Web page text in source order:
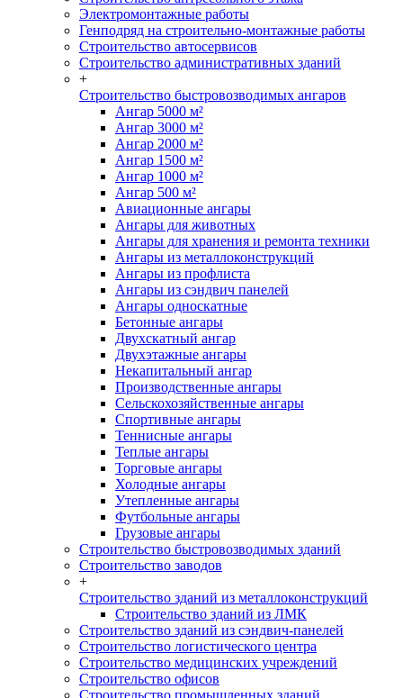
Электромонтажные работы
Генподряд на строительно-монтажные работы
Строительство автосервисов
Строительство административных зданий
+
Строительство быстровозводимых ангаров
Ангар 5000 м²
Ангар 3000 м²
Ангар 2000 м²
Ангар 1500 м²
Ангар 1000 м²
Ангар 500 м²
Авиационные ангары
Ангары для животных
Ангары для хранения и ремонта техники
Ангары из металлоконструкций
Ангары из профлиста
Ангары из сэндвич панелей
Ангары односкатные
Бетонные ангары
Двухскатный ангар
Двухэтажные ангары
Некапитальный ангар
Производственные ангары
Сельскохозяйственные ангары
Спортивные ангары
Теннисные ангары
Теплые ангары
Торговые ангары
Холодные ангары
Утепленные ангары
Футбольные ангары
Грузовые ангары
Строительство быстровозводимых зданий
Строительство заводов
+
Строительство зданий из металлоконструкций
Строительство зданий из ЛМК
Строительство зданий из сэндвич-панелей
Строительство логистического центра
Строительство медицинских учреждений
Строительство офисов
Строительство промышленных зданий